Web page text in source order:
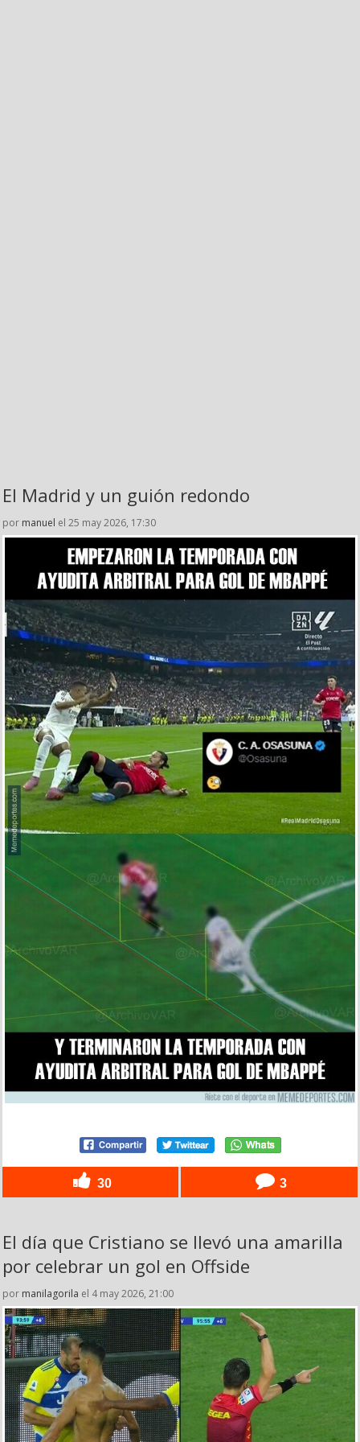
El Madrid y un guión redondo
por manuel el 25 may 2026, 17:30
30 3
El día que Cristiano se llevó una amarilla
por celebrar un gol en Offside
por manilagorila el 4 may 2026, 21:00